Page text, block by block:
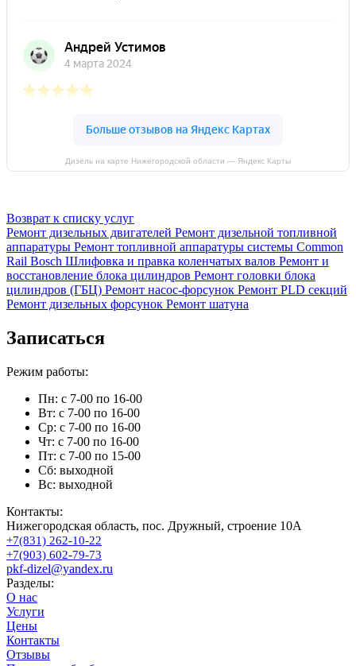
Дизель на карте Нижегородской области — Яндекс Карты
Возврат к списку услуг
Ремонт дизельных двигателей Ремонт дизельной топливной
аппаратуры Ремонт топливной аппаратуры системы Common
Rail Bosch Шлифовка и правка коленчатых валов Ремонт и
восстановление блока цилиндров Ремонт головки блока
цилиндров (ГБЦ) Ремонт насос-форсунок Ремонт PLD секций
Ремонт дизельных форсунок Ремонт шатуна
Записаться
Режим работы:
Пн: с 7-00 по 16-00
Вт: с 7-00 по 16-00
Ср: с 7-00 по 16-00
Чт: с 7-00 по 16-00
Пт: с 7-00 по 15-00
Сб: выходной
Вс: выходной
Контакты:
Нижегородская область, пос. Дружный, строение 10А
+7(831) 262-10-22
+7(903) 602-79-73
pkf-dizel@yandex.ru
Разделы:
О нас
Услуги
Цены
Контакты
Отзывы